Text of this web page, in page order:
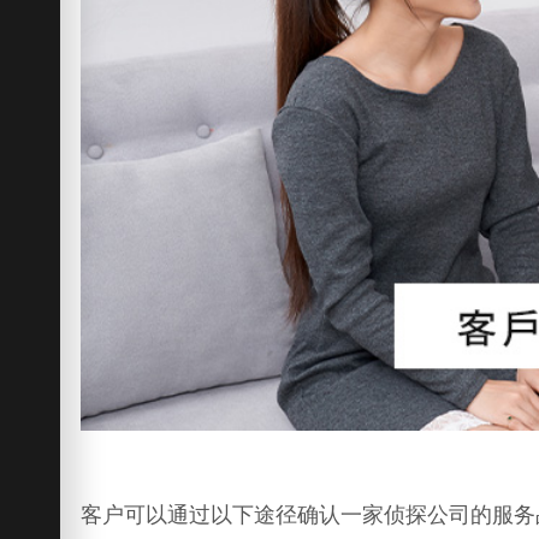
客户可以通过以下途径确认一家侦探公司的服